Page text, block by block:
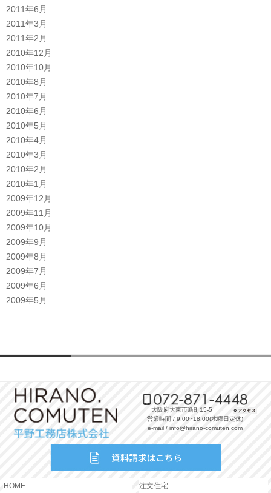
2011年6月
2011年3月
2011年2月
2010年12月
2010年10月
2010年8月
2010年7月
2010年6月
2010年5月
2010年4月
2010年3月
2010年2月
2010年1月
2009年12月
2009年11月
2009年10月
2009年9月
2009年8月
2009年7月
2009年6月
2009年5月
大阪府大東市新町15-5
営業時間 / 9:00~18:00(水曜日定休)
e-mail / info@hirano-comuten.com
HOME 注文住宅